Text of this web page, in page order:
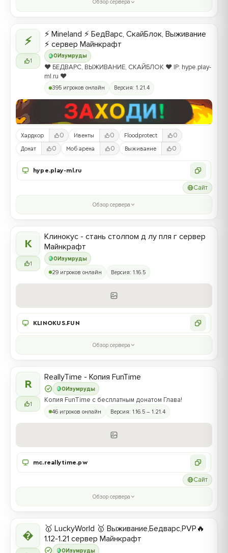
Обзор сервера
⚡
1
0 Изумруды
⚡ Mineland ⚡ БедВарс, СкайБлок, Выживание
⚡ сервер Майнкрафт
❤️ БЕДВАРС, ВЫЖИВАНИЕ, СКАЙБЛОК ❤️ IP: hype.play-
ml.ru ❤️
395 игроков онлайн Версия: 1.21.4
Хардкор 0 Ивенты 0 Floodprotect 0
Донат 0 Моб арена 0 Выживание 0
hype.play-ml.ru
Сайт
Обзор сервера
К
1
0Изумруды
Клинокус - стань столпом д лу пля г сервер
Майнкрафт
29 игроков онлайн Версия: 1.16.5
KLINOKUS.FUN
Обзор сервера
R
1
0Изумруды
ReallyTime - Копия FunTime
Копия FunTime с бесплатным донатом Глава!
46 игроков онлайн Версия: 1.16.5 – 1.21.4
mc.reallytime.pw
Сайт
Обзор сервера

0Изумруды
🥇 LuckyWorld 🥇 Выживание,Бедварс,PVP🔥
1.12-1.21 сервер Майнкрафт